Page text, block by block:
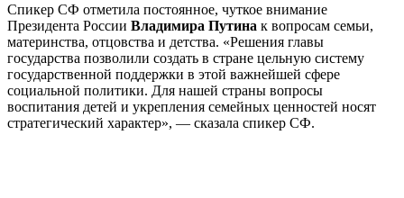
Спикер СФ отметила постоянное, чуткое внимание
Президента России Владимира Путина к вопросам семьи,
материнства, отцовства и детства. «Решения главы
государства позволили создать в стране цельную систему
государственной поддержки в этой важнейшей сфере
социальной политики. Для нашей страны вопросы
воспитания детей и укрепления семейных ценностей носят
стратегический характер», — сказала спикер СФ.